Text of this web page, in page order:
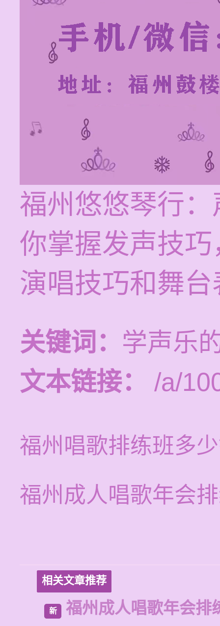
福州悠悠琴行
你掌握发声技
演唱技巧和舞
关键词： 学声乐
文本链接：
/a/
福州唱歌排练班多
福州成人唱歌年会
相关文章推荐
新 福州成人唱歌年会排